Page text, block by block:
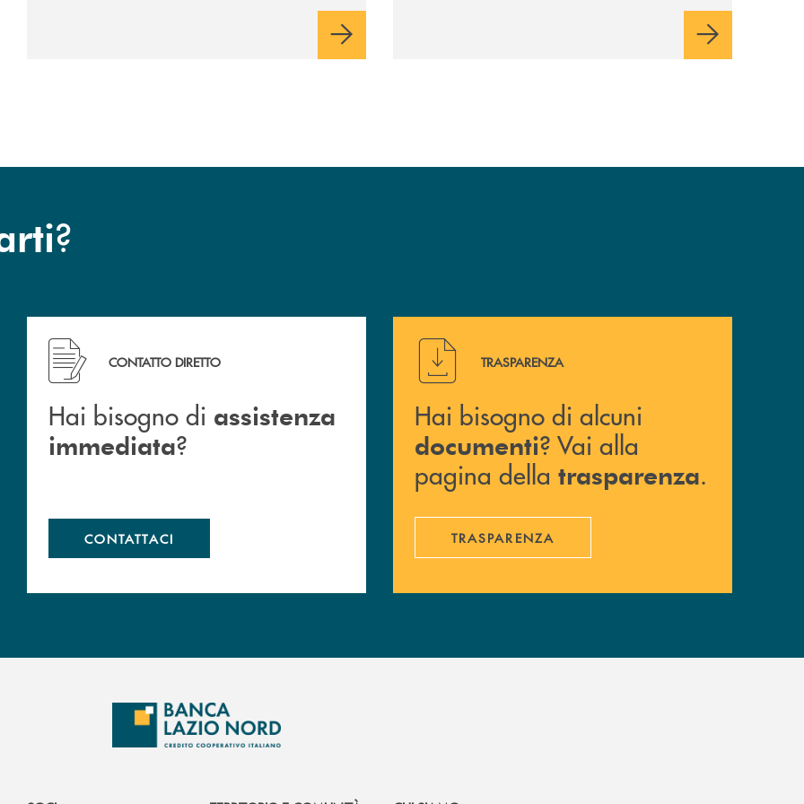
?
Hai bisogno di assistenza immediata ?
CONTATTO DIRETTO
Hai bisogno di assistenza
immediata?
CONTATTACI
Hai bisogno di alcuni documenti ? Vai alla pagina della
TRASPARENZA
Hai bisogno di alcuni
documenti? Vai alla
pagina della trasparenza.
TRASPARENZA